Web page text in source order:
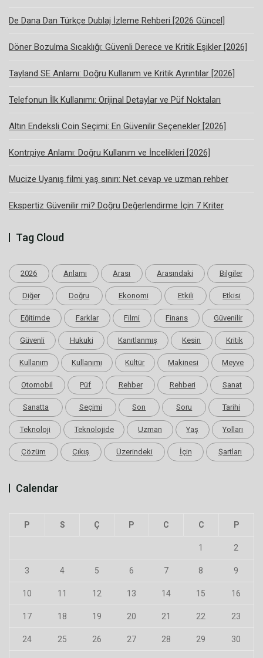
De Dana Dan Türkçe Dublaj İzleme Rehberi [2026 Güncel]
Döner Bozulma Sıcaklığı: Güvenli Derece ve Kritik Eşikler [2026]
Tayland SE Anlamı: Doğru Kullanım ve Kritik Ayrıntılar [2026]
Telefonun İlk Kullanımı: Orijinal Detaylar ve Püf Noktaları
Altın Endeksli Coin Seçimi: En Güvenilir Seçenekler [2026]
Kontrpiye Anlamı: Doğru Kullanım ve İncelikleri [2026]
Mucize Uyanış filmi yaş sınırı: Net cevap ve uzman rehber
Ekspertiz Güvenilir mi? Doğru Değerlendirme İçin 7 Kriter
Tag Cloud
2026 Anlamı Arası Arasındaki Bilgiler
Diğer Doğru Ekonomi Etkili Etkisi
Eğitimde Farklar Filmi Finans Güvenilir
Güvenli Hukuki Kanıtlanmış Kesin Kritik
Kullanım Kullanımı Kültür Makinesi Meyve
Otomobil Püf Rehber Rehberi Sanat
Sanatta Seçimi Son Soru Tarihi
Teknoloji Teknolojide Uzman Yaş Yolları
Çözüm Çıkış Üzerindeki İçin Şartları
Calendar
P S Ç P C C P
1 2
3 4 5 6 7 8 9
10 11 12 13 14 15 16
17 18 19 20 21 22 23
24 25 26 27 28 29 30